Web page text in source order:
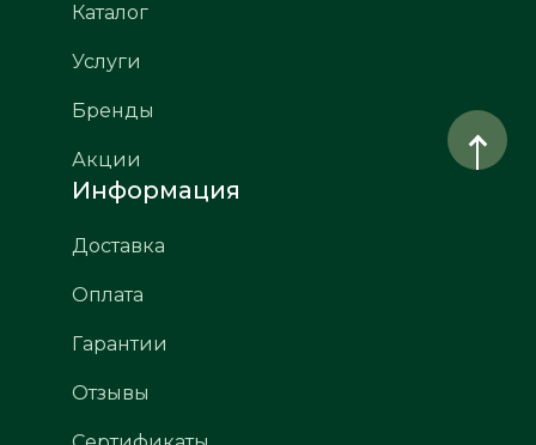
Каталог
Услуги
Бренды
Акции
Информация
Доставка
Оплата
Гарантии
Отзывы